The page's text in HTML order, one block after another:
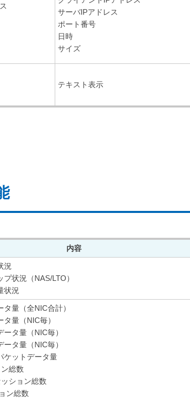
サーバIPアドレス
ポート番号
日時
サイズ
テキスト表示
内容
況
プ状況（NAS/LTO）
状況
量（全NIC合計）
量（NIC毎）
タ量（NIC毎）
タ量（NIC毎）
ケットデータ量
総数
ション総数
ン総数